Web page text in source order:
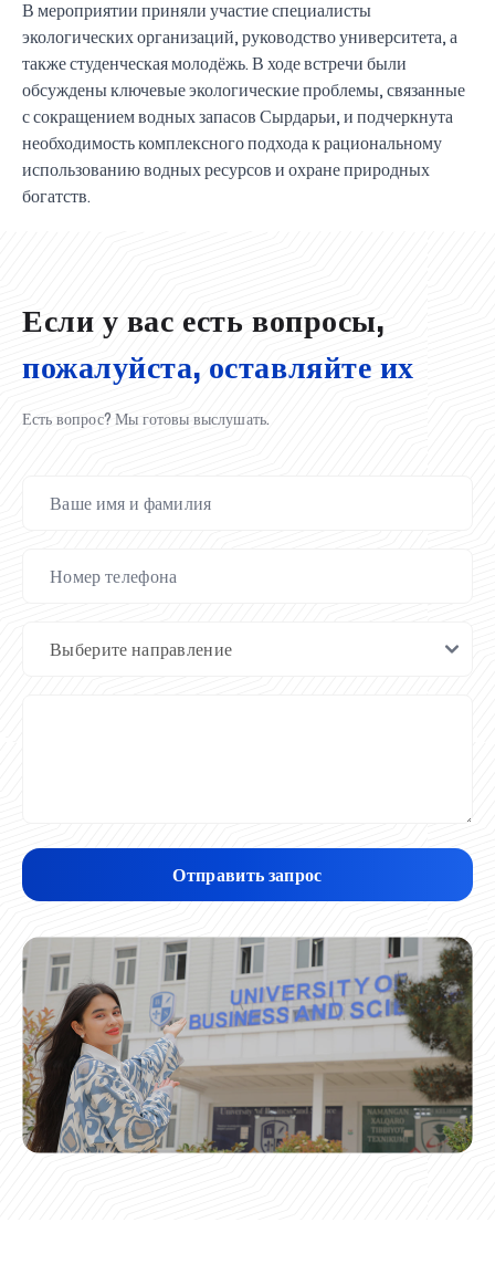
В мероприятии приняли участие специалисты
экологических организаций, руководство университета, а
также студенческая молодёжь. В ходе встречи были
обсуждены ключевые экологические проблемы, связанные
с сокращением водных запасов Сырдарьи, и подчеркнута
необходимость комплексного подхода к рациональному
использованию водных ресурсов и охране природных
богатств.
UBS professori "Yangi O‘zbekiston yosh olimlari"
qatoridan joy oldi!
Вышел новый номер нашей любимой газеты «UBS
Xabarnomasi»!
Анализ деятельности UBS и планы на перспективу
Преподаватели UBS повысили квалификацию в
Кыргызстане
Вперёд к победе, Узбекистан!
НАЗНАЧЕНИЕ
UBS в средствах массовой информации
UBS и выпускники университета удостоены наград
хокимията области
Хотите вывести изучение языка на новый уровень?
Inson kapitaliga yo‘naltirilgan investitsiya — Yangi
O‘zbekiston taraqqiyotining eng muhim tayanchi
Если у вас есть вопросы,
пожалуйста, оставляйте их
Есть вопрос? Мы готовы выслушать.
Отправить запрос